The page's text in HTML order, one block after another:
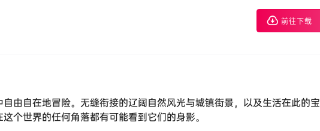
前往下载
由自在地冒险。无缝衔接的辽阔自然风光与城镇街景，以及生活在此的宝
个世界的任何角落都有可能看到它们的身影。